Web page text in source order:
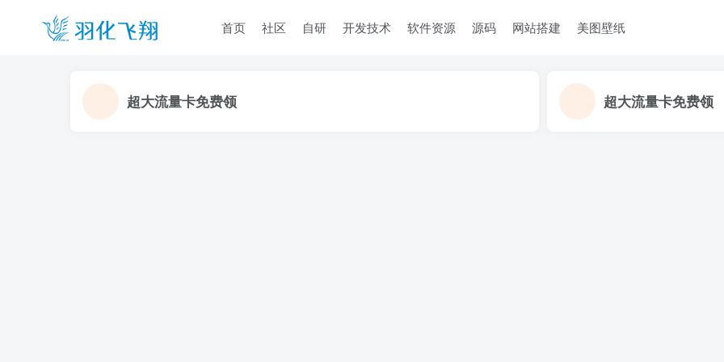
首页 社区 自研 开发技术 软件资源 源码 网站搭建 美图壁纸
超大流量卡免费领 超大流量卡免费领